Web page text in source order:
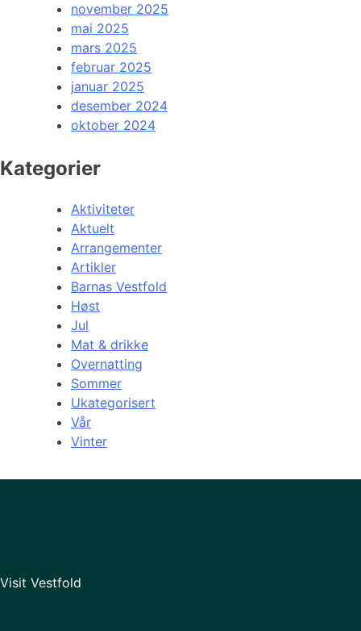
november 2025
mai 2025
mars 2025
februar 2025
januar 2025
desember 2024
oktober 2024
Kategorier
Aktiviteter
Aktuelt
Arrangementer
Artikler
Barnas Vestfold
Høst
Jul
Mat & drikke
Overnatting
Sommer
Ukategorisert
Vår
Vinter
Visit Vestfold